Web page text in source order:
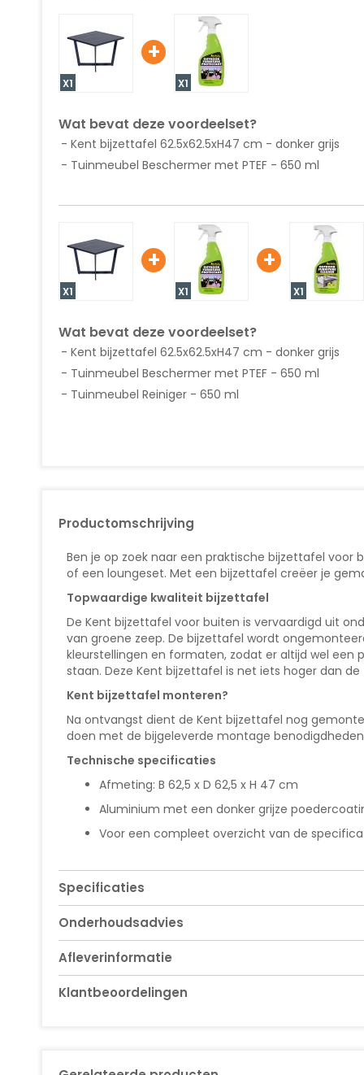
afbeeldingen-
gallerij
X1
+
X1
Wat bevat deze voordeelset?
Kent bijzettafel 62.5x62.5xH47 cm - donker grijs
Tuinmeubel Beschermer met PTEF - 650 ml
X1
+
X1
+
X1
Wat bevat deze voordeelset?
Kent bijzettafel 62.5x62.5xH47 cm - donker grijs
Tuinmeubel Beschermer met PTEF - 650 ml
Tuinmeubel Reiniger - 650 ml
Productomschrijving
Ben je op zoek naar een praktische bijzettafel voor
of een loungeset. Met een bijzettafel creëer je
Topwaardige kwaliteit bijzettafel
De Kent bijzettafel voor buiten is vervaardigd uit
van groene zeep. De bijzettafel wordt
kleurstellingen en formaten, zodat er altijd wel een
staan. Deze Kent bijzettafel is net iets hoger dan
Kent bijzettafel monteren?
Na ontvangst dient de Kent bijzettafel nog
doen met de bijgeleverde montage
Technische specificaties
Afmeting: B 62,5 x D 62,5 x H 47 cm
Aluminium met een donker grijze
Voor een compleet overzicht van de
Specificaties
Onderhoudsadvies
Afleverinformatie
Klantbeoordelingen